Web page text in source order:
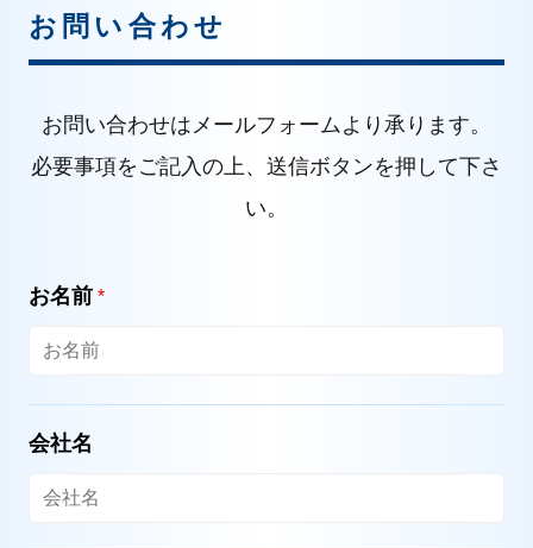
お問い合わせ
お問い合わせはメールフォームより承ります。
必要事項をご記入の上、送信ボタンを押して下さ
い。
お名前 *
会社名